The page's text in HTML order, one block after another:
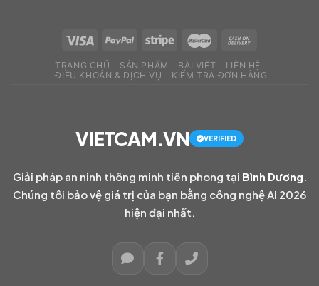
TRANG CHỦ SẢN PHẨM BÀI VIẾT
LIÊN HỆ
ĐIỀU KHOẢN & DỊCH VỤ
KIỂM TRA ĐƠN HÀNG
VIETCAM.VN VERIFIED
Giải pháp an ninh thông minh tiên phong tại Bình Dương
Chúng tôi bảo vệ giá trị của bạn bằng công nghệ AI 2026
hiện đại nhất.